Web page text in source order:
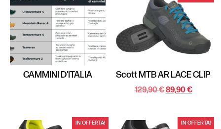
CAMMINI D’ITALIA Scott MTB AR LACE CLIP
129,90€89,90€
IN OFFERTA! IN OFFERTA!